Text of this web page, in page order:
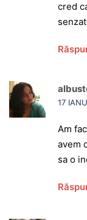
cred
17
Am
avem
sa o